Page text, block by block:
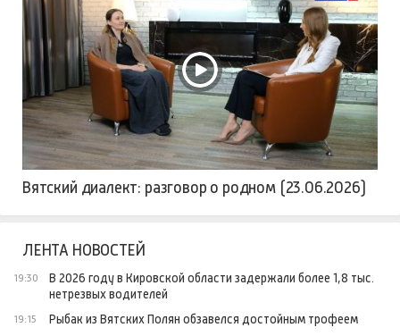
Вятский диалект: разговор о родном (23.06.2026)
ЛЕНТА НОВОСТЕЙ
19:30
В 2026 году в Кировской области задержали более 1,8 тыс.
нетрезвых водителей
19:15 Рыбак из Вятских Полян обзавелся достойным трофеем